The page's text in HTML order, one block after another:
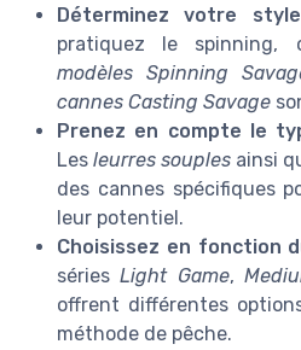
Déterminez votre
pratiquez le spinning,
modèles Spinning
cannes Casting Savage
Prenez en compte le
Les leurres souples ainsi
des cannes spécifiques
leur potentiel.
Choisissez en fonction
sériesLight Game,
offrent différentes
méthode de pêche.